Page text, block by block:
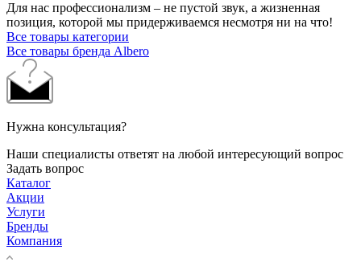
Для нас профессионализм – не пустой звук, а жизненная
позиция, которой мы придерживаемся несмотря ни на что!
Все товары категории
Все товары бренда Albero
Нужна консультация?
Наши специалисты ответят на любой интересующий вопрос
Задать вопрос
Каталог
Акции
Услуги
Бренды
Компания